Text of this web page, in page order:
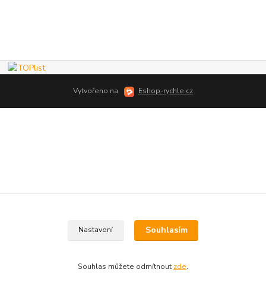
Vytvořeno na Eshop-rychle.cz
Nastavení Souhlasím
Souhlas můžete odmítnout zde.